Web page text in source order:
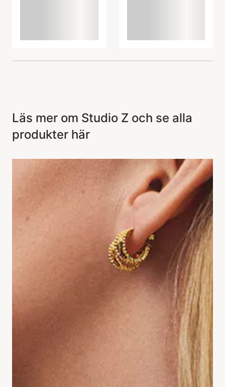
Läs mer om Studio Z och se alla
produkter här